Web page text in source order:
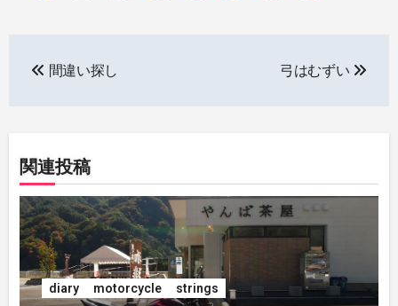
ビ
ゲ
ー
シ
間違い探し 弓はむずい
関連投稿
diary motorcycle strings